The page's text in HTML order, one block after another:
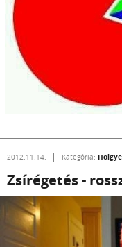
2012.11.14. Kategória:
Zsírégetés -